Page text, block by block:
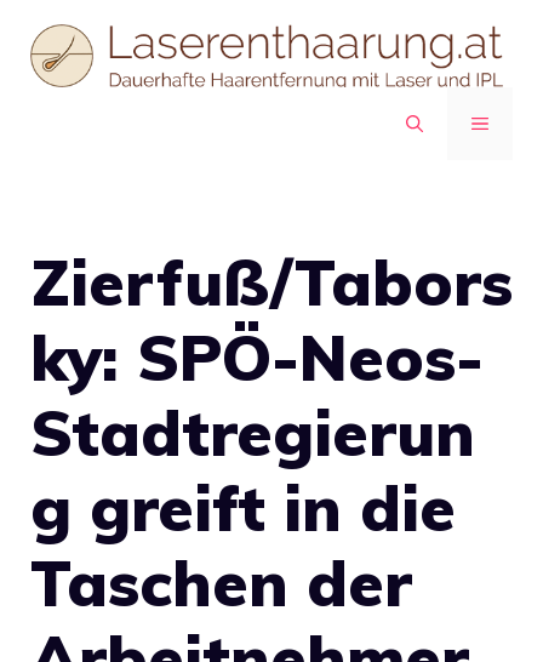
Inhalt
springen
MENÜ
Zierfuß/Tabors
ky: SPÖ-Neos-
Stadtregierun
g greift in die
Taschen der